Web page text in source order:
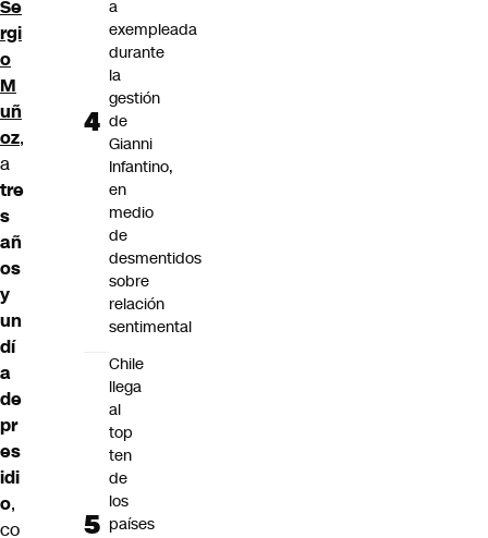
Se
rgi
o
M
uñ
oz,
a
tre
s
añ
os
y
un
dí
a
de
pr
es
idi
o,
co
a
exempleada
durante
la
gestión
de
Gianni
Infantino,
en
medio
de
desmentidos
sobre
relación
sentimental
Chile
llega
al
top
ten
de
los
países